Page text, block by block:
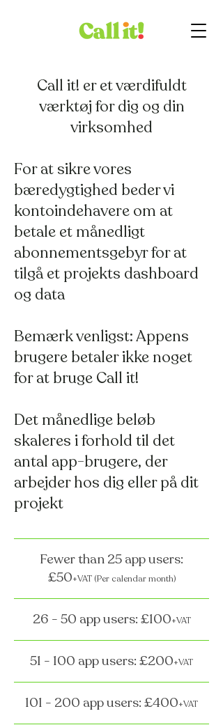
Call it! er et værdifuldt
værktøj for dig og din
virksomhed
For at sikre vores
bæredygtighed beder vi
kontoindehavere om at
betale et månedligt
abonnementsgebyr for at
tilgå et projekts dashboard
og data
Bemærk venligst: Appens
brugere betaler ikke noget
for at bruge Call it!
Det månedlige beløb
skaleres i forhold til det
antal app-brugere, der
arbejder hos dig eller på dit
projekt
Fewer than 25 app users:
£50+VAT(Per calendar month)
26 - 50 app users: £100+VAT
51 - 100 app users: £200+VAT
101 - 200 app users: £400+VAT